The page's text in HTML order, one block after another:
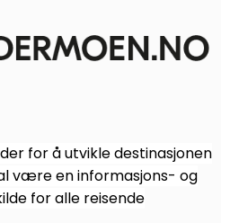
for å utvikle destinasjonen
være en informasjons- og
for alle reisende